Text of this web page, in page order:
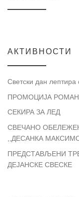
АКТИВНОСТИ
Светски дан
ПРОМОЦИЈА РОМАНА
СЕКИРА ЗА ЛЕД
СВЕЧАНО
,,ДЕСАНКА
ПРЕДСТАВЉЕНИ
ДЕЈАНСКЕ СВЕСКЕ